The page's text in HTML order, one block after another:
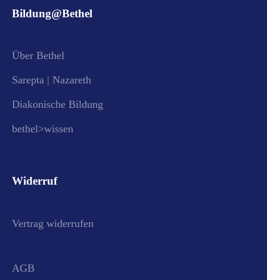
Bildung@Bethel
Über Bethel
Sarepta | Nazareth
Diakonische Bildung
bethel>wissen
Widerruf
Vertrag widerrufen
AGB